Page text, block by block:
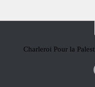
Charleroi Pour la